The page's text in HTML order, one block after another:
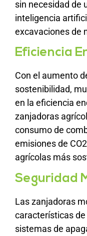
sin necesidad de
inteligencia
excavaciones de
Eficiencia
Con el aumento
sostenibilidad,
en la eficiencia
zanjadoras
consumo de
emisiones de
agrícolas más
Seguridad
Las zanjadoras
características
sistemas de